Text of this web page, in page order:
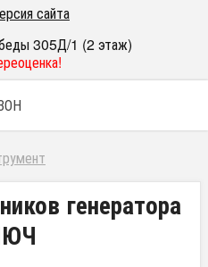
сайта
305Д/1 (2 этаж)
генератора